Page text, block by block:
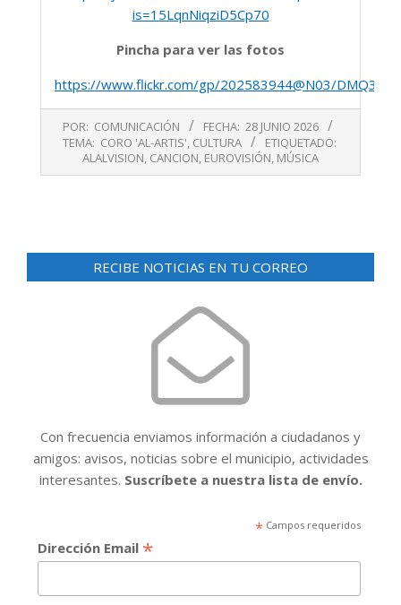
is=15LqnNiqziD5Cp70
Pincha para ver las fotos
https://www.flickr.com/gp/202583944@N03/
POR: COMUNICACIÓN FECHA: 28 JUNIO 2026
TEMA: CORO 'AL-ARTIS', CULTURA
ETIQUETADO:
ALALVISION, CANCION, EUROVISIÓN, MÚSICA
RECIBE NOTICIAS EN TU CORREO
Con frecuencia enviamos información a ciudadanos y
amigos: avisos, noticias sobre el municipio, actividades
interesantes. Suscríbete a nuestra lista de envío.
*Campos requeridos
Dirección Email *